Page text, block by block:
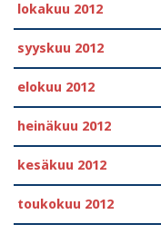
lokakuu 2012
syyskuu 2012
elokuu 2012
heinäkuu 2012
kesäkuu 2012
toukokuu 2012